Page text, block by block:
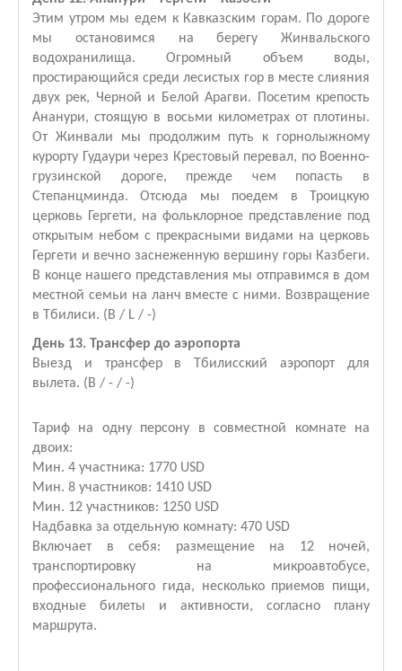
Этим утром мы едем к Кавказским горам. По дороге
мы остановимся на берегу Жинвальского
водохранилища. Огромный объем воды,
простирающийся среди лесистых гор в месте слияния
двух рек, Черной и Белой Арагви. Посетим крепость
Ананури, стоящую в восьми километрах от плотины.
От Жинвали мы продолжим путь к горнолыжному
курорту Гудаури через Крестовый перевал, по Военно-
грузинской дороге, прежде чем попасть в
Степанцминда. Отсюда мы поедем в Троицкую
церковь Гергети, на фольклорное представление под
открытым небом с прекрасными видами на церковь
Гергети и вечно заснеженную вершину горы Казбеги.
В конце нашего представления мы отправимся в дом
местной семьи на ланч вместе с ними. Возвращение
в Тбилиси. (B / L / -)
День 13. Трансфер до аэропорта
Выезд и трансфер в Тбилисский аэропорт для
вылета. (B / - / -)
Тариф на одну персону в совместной комнате на
двоих:
Мин. 4 участника: 1770 USD
Мин. 8 участников: 1410 USD
Мин. 12 участников: 1250 USD
Надбавка за отдельную комнату: 470 USD
Включает в себя: размещение на 12 ночей,
транспортировку на микроавтобусе,
профессионального гида, несколько приемов пищи,
входные билеты и активности, согласно плану
маршрута.